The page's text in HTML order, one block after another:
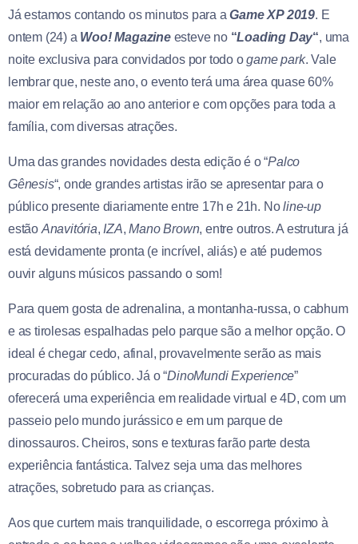
Já estamos contando os minutos para aGame XP 2019. E
ontem (24) a Woo! Magazine esteve no “Loading Day“, uma
noite exclusiva para convidados por todo ogame park. Vale
lembrar que, neste ano, o evento terá uma área quase 60%
maior em relação ao ano anterior e com opções para toda a
família, com diversas atrações.
Uma das grandes novidades desta edição é o “Palco
Gênesis“, onde grandes artistas irão se apresentar para o
público presente diariamente entre 17h e 21h. Noline-up
estão Anavitória, IZA,Mano Brown, entre outros. A estrutura já
está devidamente pronta (e incrível, aliás) e até pudemos
ouvir alguns músicos passando o som!
Para quem gosta de adrenalina, a montanha-russa, o cabhum
e as tirolesas espalhadas pelo parque são a melhor opção. O
ideal é chegar cedo, afinal, provavelmente serão as mais
procuradas do público. Já o “DinoMundi Experience”
oferecerá uma experiência em realidade virtual e 4D, com um
passeio pelo mundo jurássico e em um parque de
dinossauros. Cheiros, sons e texturas farão parte desta
experiência fantástica. Talvez seja uma das melhores
atrações, sobretudo para as crianças.
Aos que curtem mais tranquilidade, o escorrega próximo à